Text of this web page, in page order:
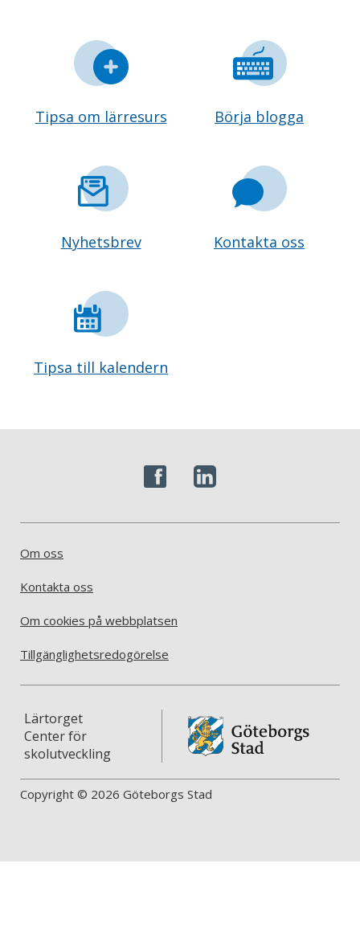
Tipsa om lärresurs Börja blogga
Nyhetsbrev Kontakta oss
Tipsa till kalendern
Om oss
Kontakta oss
Om cookies på webbplatsen
Tillgänglighetsredogörelse
Lärtorget
Center för
skolutveckling
Copyright © 2026 Göteborgs Stad